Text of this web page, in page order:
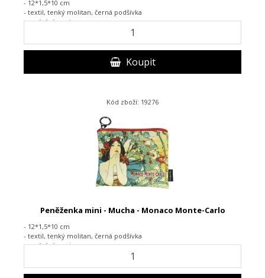
- 12*1,5*10 cm
- textil, tenký molitan, černá podšívka
-zapínání na zip
Koupit
Kód zboží: 19276
Peněženka mini - Mucha - Monaco Monte-Carlo
- 12*1,5*10 cm
- textil, tenký molitan, černá podšívka
-zapínání na zip